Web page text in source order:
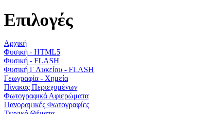
Επιλογές
Αρχική
Φυσική - HTML5
Φυσική - FLASH
Φυσική Γ Λυκείου - FLASH
Γεωγραφία - Χημεία
Πίνακας Περιεχομένων
Φωτογραφικά Αφιερώματα
Πανοραμικές Φωτογραφίες